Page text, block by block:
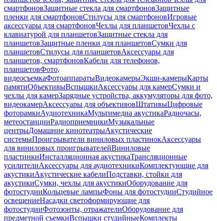
смартфоновЗащитные стекла для смартфоновЗащитные
пленки для смартфоновСтилусы для смартфоновИгровые
аксессуары для смартфоновЧехлы для планшетовЧехлы с
клавиатурой для планшетовЗащитные стекла для
планшетовЗащитные пленки для планшетовСумки для
планшетовСтилусы для планшетовАксессуары для
планшетов, смартфоновКабели для телефонов,
планшетовФото,
видеосъемкаФотоаппаратыВидеокамерыЭкшн-камерыКарты
памятиОбъективыВспышкиАксессуары для камерСумки и
чехлы для камерЗарядные устройства, аккумуляторы для фото,
видеокамерАксессуары для объективовШтативыЦифровые
фоторамкиАудиотехникаМультимедиа акустикаРадиочасы,
метеостанцииРадиоприемникиМузыкальные
центрыДомашние кинотеатрыАкустические
системыПроигрыватели виниловых пластинокАксессуары
для виниловых проигрывателейВиниловые
пластинкиИнсталляционная акустикаТрансляционные
усилителиАксессуары для аудиотехникиКомплектующие для
акустикиАкустические кабелиПодставки, стойки для
акустикиСумки, чехлы для акустикиОборудование для
фотостудииКольцевые лампыФоны для фотостудииСтудийное
освещениеНасадки светоформирующие для
фотостудииФотозонты, отражателиОборудование для
предметной съемкиВспышки студийныеКомплекты